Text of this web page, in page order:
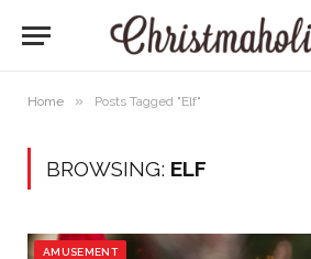
Home » Posts Tagged "Elf"
BROWSING: ELF
AMUSEMENT